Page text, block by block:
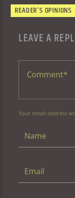
READER'S OPINIONS
LEAVE A
Your email address